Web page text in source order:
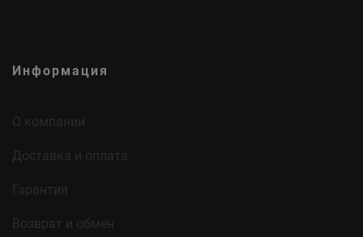
Информация
О компании
Доставка и оплата
Гарантия
Возврат и обмен